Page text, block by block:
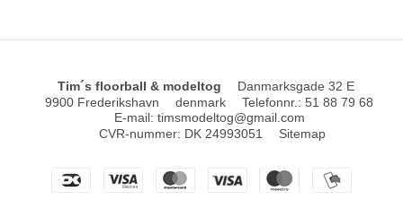
Tim´s floorball & modeltog
Danmarksgade 32 E
9900 Frederikshavn
denmark Telefonnr. : 51 88 79 68
E-mail: timsmodeltog@gmail.com
CVR-nummer: DK 24993051 Sitemap